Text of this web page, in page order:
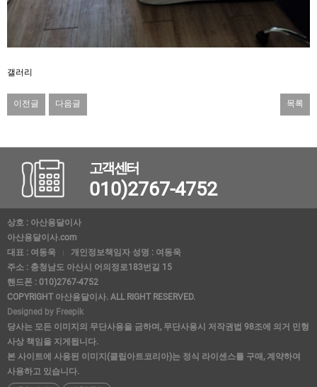
갤러리
이전글 다음글 목록
고객센터
010)2767-4752
상호 : 아산용달이사
아산용달이사.com
대표 : 여동욱
개인정보책임자 성명 : 여동욱
주소 : 충청남도 아산시 어의정로183번길 15
핸드폰 : 010)2767-4752
COPYRIGHT 아산용달이사. ALL RIGHT RESERVED.
Designed by Freepik
당사는 모든 이미지의 무단사용을 금하며, 무단사용시 저작권법 98조에 의거 민형
사상 책임을 지게됩니다.
본 사이트에 사용된 이미지(클립아트코리아)는 정식 라이센스를 구매, 계약하여
사용하고 있습니다.